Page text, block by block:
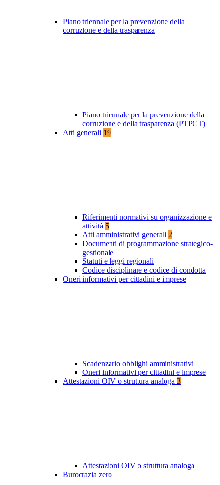
Piano triennale per la prevenzione della
corruzione e della trasparenza
Piano triennale per la prevenzione della
corruzione e della trasparenza (PTPCT)
Atti generali 19
Riferimenti normativi su organizzazione e
attività 5
Atti amministrativi generali 2
Documenti di programmazione strategico-
gestionale
Statuti e leggi regionali
Codice disciplinare e codice di condotta
Oneri informativi per cittadini e imprese
Scadenzario obblighi amministrativi
Oneri informativi per cittadini e imprese
Attestazioni OIV o struttura analoga 3
Attestazioni OIV o struttura analoga
Burocrazia zero